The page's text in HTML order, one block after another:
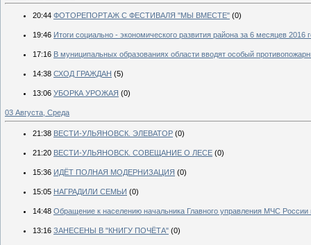
20:44 ФОТОРЕПОРТАЖ С ФЕСТИВАЛЯ "МЫ ВМЕСТЕ" (0)
19:46 Итоги социально - экономического развития района за 6 месяцев 2016
17:16 В муниципальных образованиях области вводят особый
14:38 СХОД ГРАЖДАН (5)
13:06 УБОРКА УРОЖАЯ (0)
03 Августа, Среда
21:38 ВЕСТИ-УЛЬЯНОВСК. ЭЛЕВАТОР (0)
21:20 ВЕСТИ-УЛЬЯНОВСК. СОВЕЩАНИЕ О ЛЕСЕ (0)
15:36 ИДЁТ ПОЛНАЯ МОДЕРНИЗАЦИЯ (0)
15:05 НАГРАДИЛИ СЕМЬИ (0)
14:48 Обращение к населению начальника Главного управления МЧС России
13:16 ЗАНЕСЕНЫ В "КНИГУ ПОЧЁТА" (0)